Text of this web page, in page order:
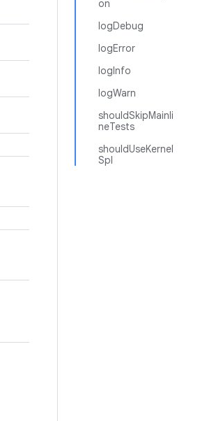
on
logDebug
logError
logInfo
logWarn
shouldSkipMainli
neTests
shouldUseKernel
Spl